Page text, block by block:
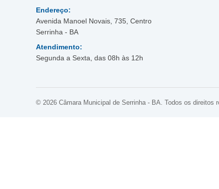
Endereço:
Avenida Manoel Novais, 735, Centro
Serrinha - BA
Atendimento:
Segunda a Sexta, das 08h às 12h
© 2026 Câmara Municipal de Serrinha - BA. Todos os direitos